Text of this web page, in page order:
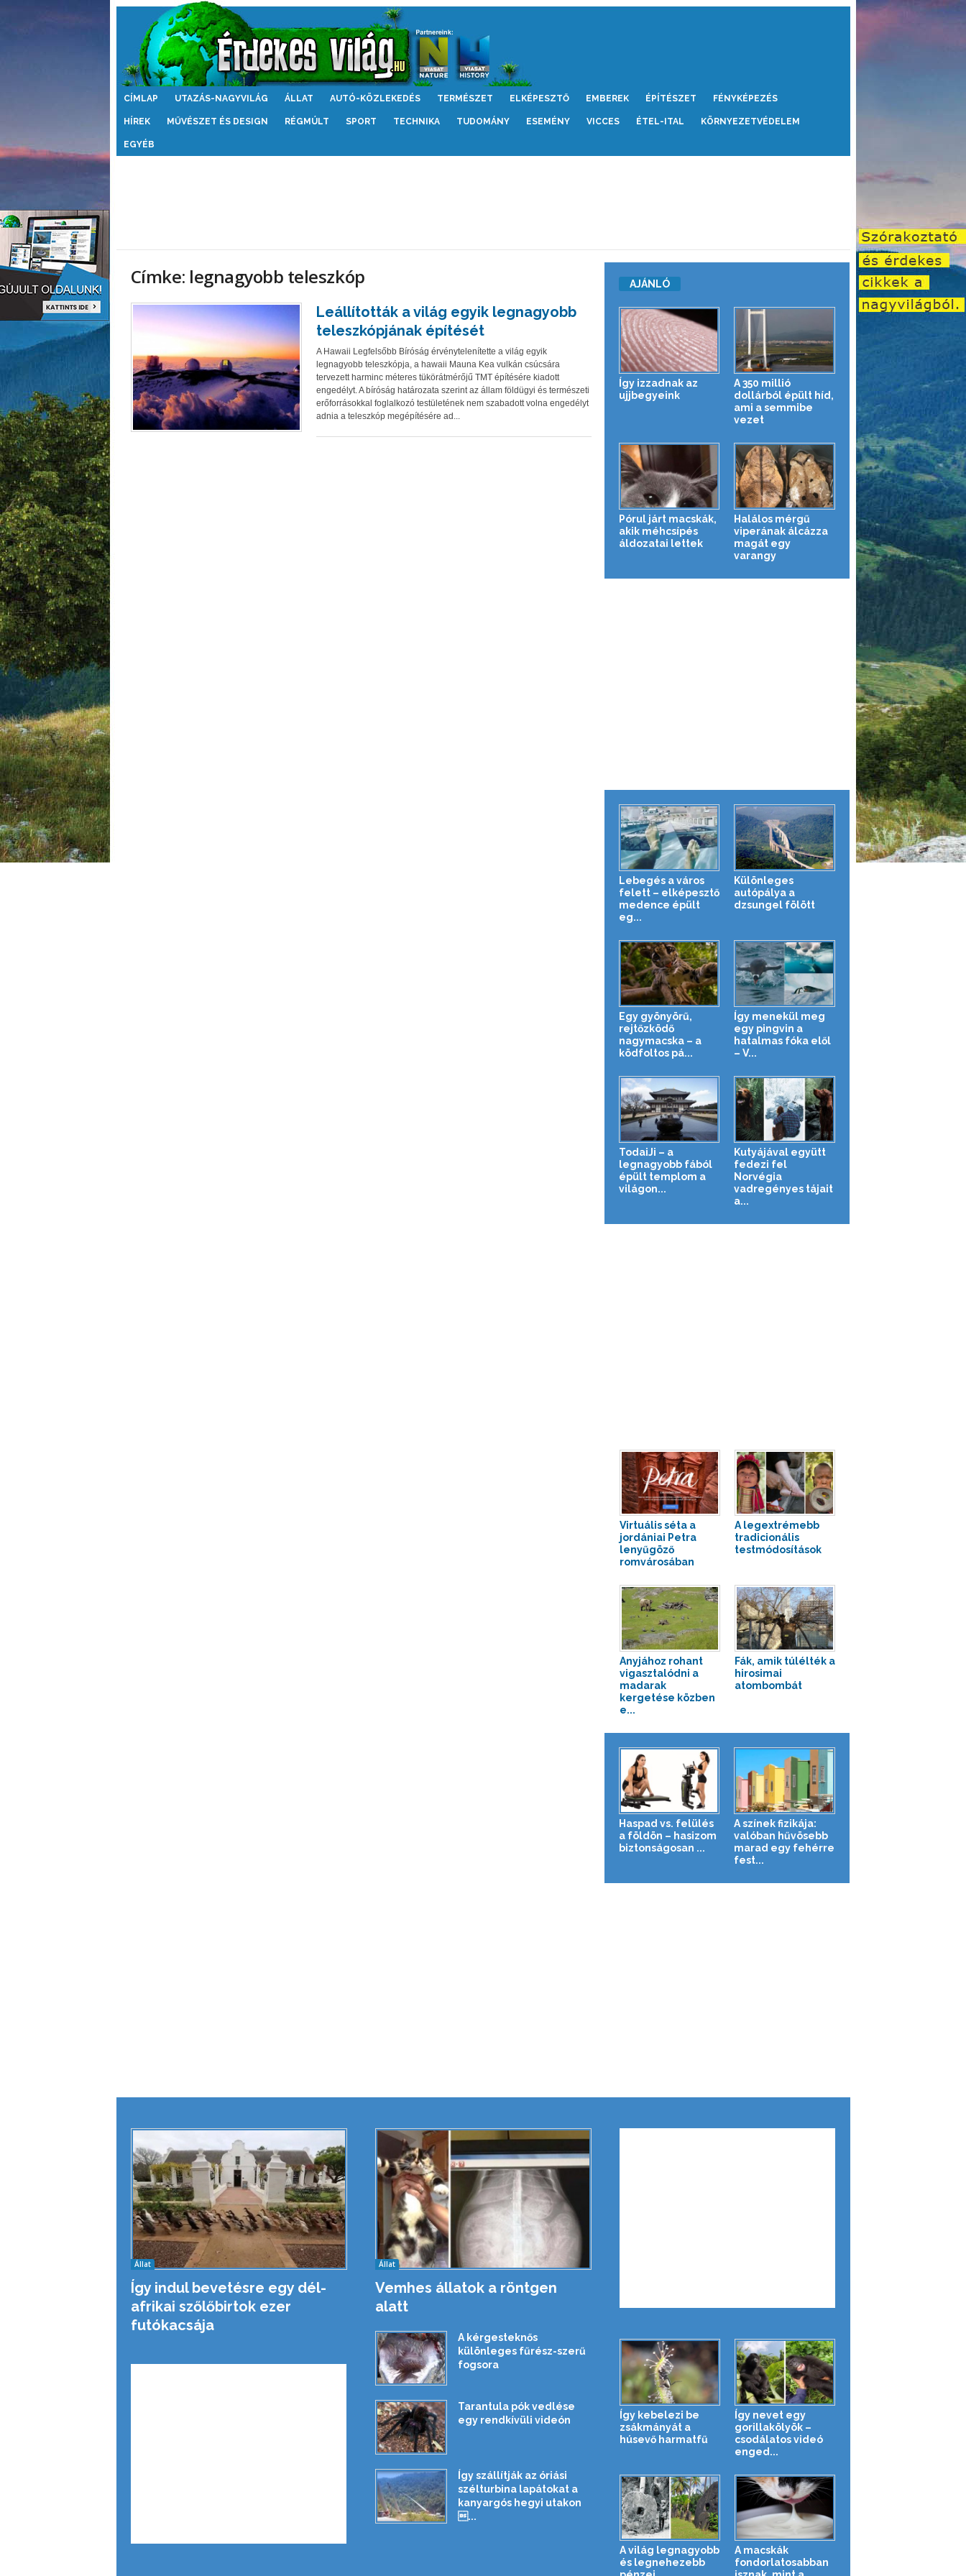
Érdekes
CÍMLAP UTAZÁS-NAGYVILÁG ÁLLAT AUTÓ-KÖZLEKEDÉS TERMÉSZET ELKÉPESZTŐ EMBEREK ÉPÍTÉSZET FÉNYKÉPEZÉS
HÍREK MŰVÉSZET ÉS DESIGN RÉGMÚLT SPORT TECHNIKA TUDOMÁNY ESEMÉNY VICCES ÉTEL-ITAL KÖRNYEZETVÉDELEM
EGYÉB
Címke: legnagyobb teleszkóp
Leállították a világ egyik legnagyobb
teleszkópjának építését
A Hawaii Legfelsőbb Bíróság érvénytelenítette a világ egyik
legnagyobb teleszkópja, a hawaii Mauna Kea vulkán csúcsára
tervezett harminc méteres tükörátmérőjű TMT építésére kiadott
engedélyt. A bíróság határozata szerint az állam földügyi és természeti
erőforrásokkal foglalkozó testületének nem szabadott volna engedélyt
adnia a teleszkóp megépítésére ad...
AJÁNLÓ
Így izzadnak az
ujjbegyeink
A 350 millió
dollárból épült híd,
ami a semmibe
vezet
Pórul járt macskák,
akik méhcsípés
áldozatai lettek
Halálos mérgű
viperának álcázza
magát egy
varangy
Lebegés a város
felett – elképesztő
medence épült
eg...
Különleges
autópálya a
dzsungel fölött
Egy gyönyörű,
rejtőzködő
nagymacska – a
ködfoltos pá...
Így menekül meg
egy pingvin a
hatalmas fóka elől
– V...
TodaiJi – a
legnagyobb fából
épült templom a
világon...
Kutyájával együtt
fedezi fel
Norvégia
vadregényes tájait
a...
Virtuális séta a
jordániai Petra
lenyűgöző
romvárosában
A legextrémebb
tradicionális
testmódosítások
Anyjához rohant
vigasztalódni a
madarak
kergetése közben
e...
Fák, amik túlélték a
hirosimai
atombombát
Haspad vs. felülés
a földön – hasizom
biztonságosan ...
A színek fizikája:
valóban hűvösebb
marad egy fehérre
fest...
Állat
Így indul bevetésre egy dél-
afrikai szőlőbirtok ezer
futókacsája
Állat
Vemhes állatok a röntgen
alatt
A kérgesteknős
különleges fűrész-szerű
fogsora
Tarantula pók vedlése
egy rendkívüli videón
Így szállítják az óriási
szélturbina lapátokat a
kanyargós hegyi utakon
...
Így kebelezi be
zsákmányát a
húsevő harmatfű
Így nevet egy
gorillakölyök –
csodálatos videó
enged...
A világ legnagyobb
és legnehezebb
A macskák
fondorlatosabban